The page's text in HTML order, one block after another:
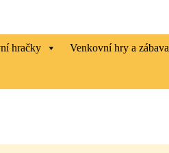
hračky Venkovní hry a zábava